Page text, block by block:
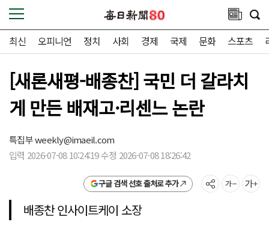
최신 오피니언 정치 사회 경제 국제 문화 스포츠
[새론새평-배종찬] 국민 더 갈라치
게 만든 배재고·리센느 논란
특집부weekly@imaeil.com
입력 2026-07-08 10:24:19 수정 2026-07-08 18:26:42
구글 검색 선호 출처로 추가
배종찬 인사이트케이 소장